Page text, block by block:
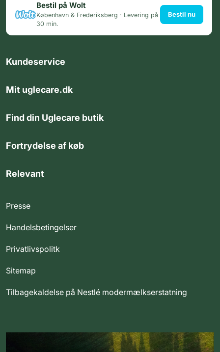
Bestil på Wolt
København & Frederiksberg · Levering på
30 min.
Bestil nu
Kundeservice
Mit uglecare.dk
Find din Uglecare butik
Fortrydelse af køb
Relevant
Presse
Handelsbetingelser
Privatlivspolitk
Sitemap
Tilbagekaldelse på Nestlé modermælkserstatning